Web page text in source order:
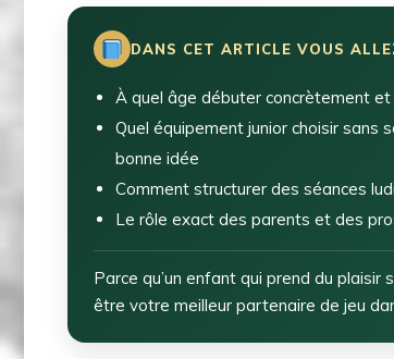
DANS CET ARTICLE VOUS
À quel âge débuter concrètement
Quel équipement junior choisir sans
bonne idée
Comment structurer des séances
Le rôle exact des parents et des
Parce qu’un enfant qui prend du
être votre meilleur partenaire de jeu